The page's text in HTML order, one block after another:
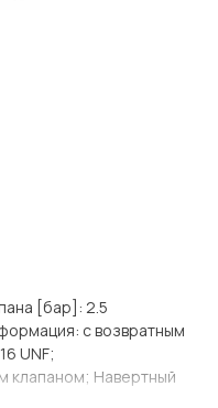
[бар]: 2.5
с возвратным
UNF;
клапаном; Навертный